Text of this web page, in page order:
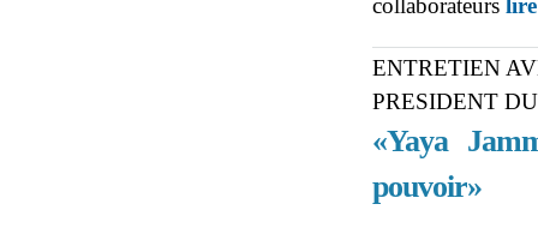
collaborateurs
ENTRETIEN
PRESIDENT
«Yaya
pouvoir»